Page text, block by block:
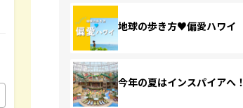
地球の歩き方♥偏愛ハワイ
今年の夏はインスパイアへ！